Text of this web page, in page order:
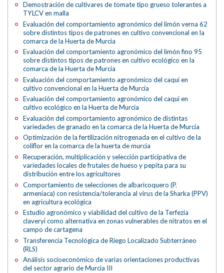
Demostración de cultivares de tomate tipo grueso tolerantes a
TYLCV en malla
Evaluación del comportamiento agronómico del limón verna 62
sobre distintos tipos de patrones en cultivo convencional en la
comarca de la Huerta de Murcia
Evaluación del comportamiento agronómico del limón fino 95
sobre distintos tipos de patrones en cultivo ecológico en la
comarca de la Huerta de Murcia
Evaluación del comportamiento agronómico del caqui en
cultivo convencional en la Huerta de Murcia
Evaluación del comportamiento agronómico del caqui en
cultivo ecológico en la Huerta de Murcia
Evaluación del comportamiento agronómico de distintas
variedades de granado en la comarca de la Huerta de Murcia
Optimización de la fertilización nitrogenada en el cultivo de la
coliflor en la comarca de la huerta de murcia
Recuperación, multiplicación y selección participativa de
variedades locales de frutales de hueso y pepita para su
distribución entre los agricultores
Comportamiento de selecciones de albaricoquero (P.
armeniaca) con resistencia/tolerancia al virus de la Sharka (PPV)
en agricultura ecológica
Estudio agronómico y viabilidad del cultivo de la Terfezia
claveryi como alternativa en zonas vulnerables de nitratos en el
campo de cartagena
Transferencia Tecnológica de Riego Localizado Subterráneo
(RLS)
Análisis socioeconómico de varias orientaciones productivas
del sector agrario de Murcia III